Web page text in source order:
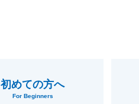
初めての方へ
For Beginners